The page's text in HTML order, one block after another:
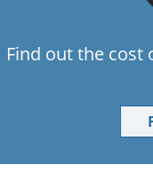
Find out the cost